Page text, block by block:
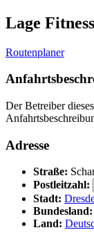
Lage
Routenplaner
Der Betreiber
Adresse
Straße:
Postleitzahl:
Stadt:
Bundesland:
Land: